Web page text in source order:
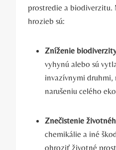
prostredie a biodiverzitu.
hrozieb sú:
Zníženie
vyhynú alebo sú
invazívnymi druhmi,
narušeniu celého
Znečistenie
chemikálie a iné
ohroziť životné